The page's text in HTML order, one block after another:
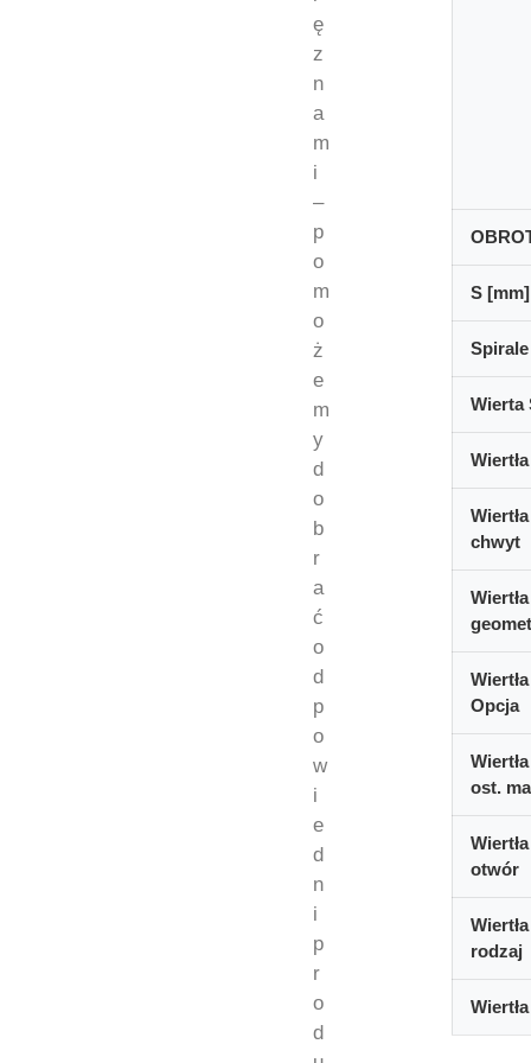
ę
z
n
a
m
i
–
p
o
m
o
ż
e
m
y
d
o
b
r
a
ć
o
d
p
o
w
i
e
d
n
i
p
r
o
d
S [mm]
Spirale
Wierta
Wiertła
Wiertła
chwyt
Wiertła
Wiertła
Opcja
Wiertła
ost.
Wiertła
otwór
Wiertła
rodzaj